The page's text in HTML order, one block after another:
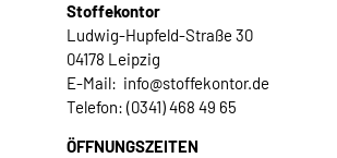
Stoffekontor
Ludwig-Hupfeld-Straße 30
04178 Leipzig
E-Mail: info@stoffekontor.de
Telefon: (0341) 468 49 65
ÖFFNUNGSZEITEN